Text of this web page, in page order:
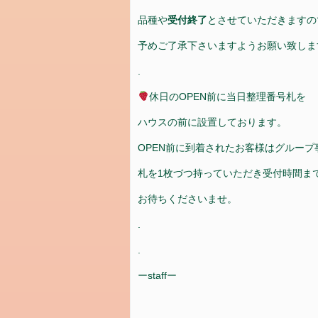
品種や受付終了とさせていただきます
予めご了承下さいますようお願い致しま
休日のOPEN前に当日整理番号札を
ハウスの前に設置しております。
OPEN前に到着されたお客様はグループ
札を1枚づつ持っていただき受付時間ま
お待ちくださいませ。
ーstaffー